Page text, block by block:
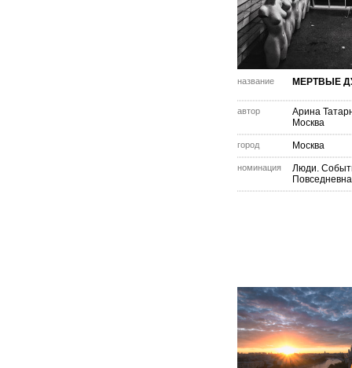
название МЕРТВЫЕ
автор
Арина
Москва
город Москва
номинация
Люди.